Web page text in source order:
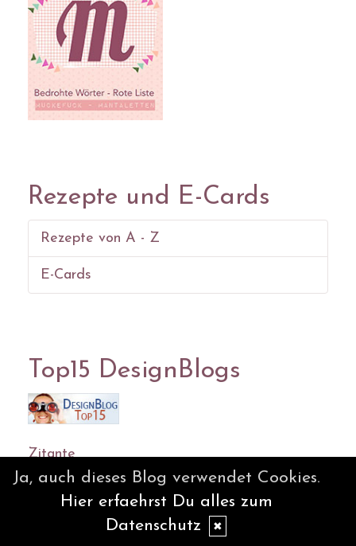
Rezepte und E-Cards
Rezepte von A - Z
E-Cards
Top15 DesignBlogs
Zitante
Mitternachtsspitzen
Lebenslichter
Ja, auch dieses Blog verwendet Cookies.
Hier erfaehrst Du alles zum
Datenschutz
✖